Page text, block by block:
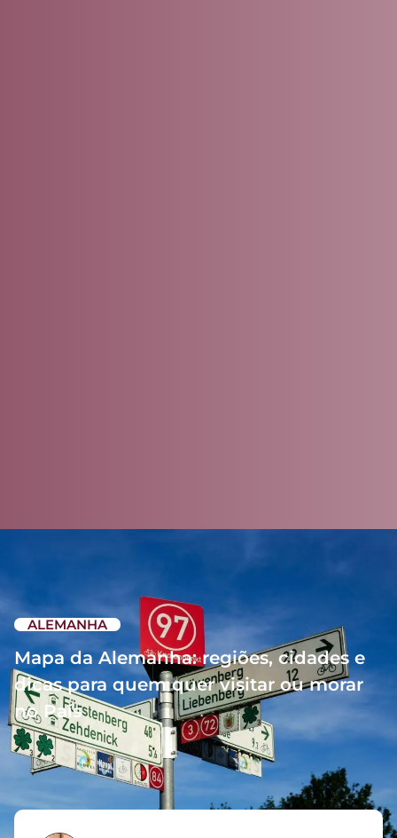
ALEMANHA
Mapa da Alemanha: regiões, cidades e
dicas para quem quer visitar ou morar
no País